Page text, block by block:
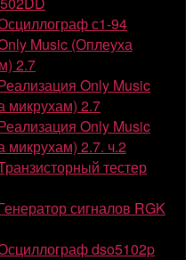
с1-94
Music (Оплеуха
2.7
Only Music
микрухам) 2.7
Only Music
микрухам) 2.7. ч.2
тестер
сигналов RGK
dso5102p